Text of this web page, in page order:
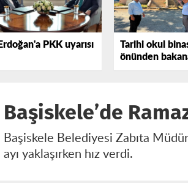
Erdoğan'a PKK uyarısı
Tarihi okul
önünden
tepki gösterdi!
Başiskele’de
Başiskele Belediyesi Zabıta
ayı yaklaşırken hız verdi.